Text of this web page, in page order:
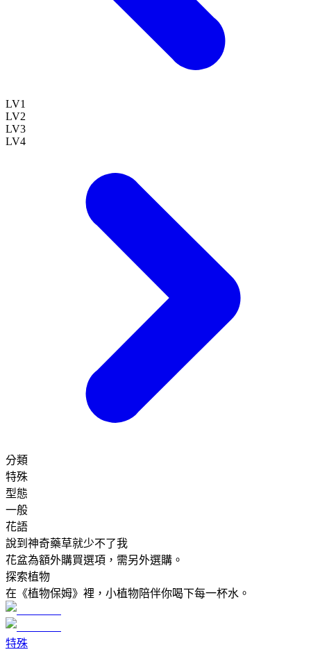
LV1
LV2
LV3
LV4
分類
特殊
型態
一般
花語
說到神奇藥草就少不了我
花盆為額外購買選項，需另外選購。
探索植物
在《植物保姆》裡，小植物陪伴你喝下每一杯水。
特殊